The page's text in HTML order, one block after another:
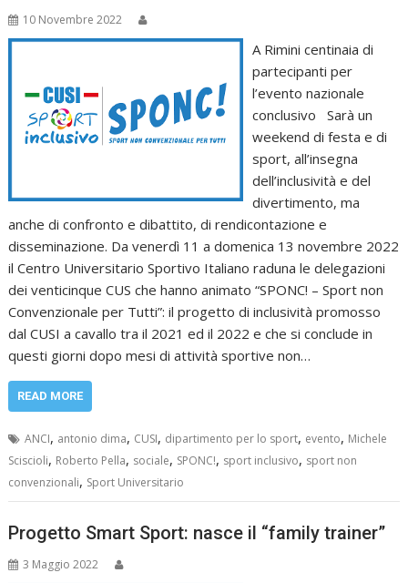
10 Novembre 2022
A Rimini centinaia di
partecipanti per
l’evento nazionale
conclusivo Sarà un
weekend di festa e di
sport, all’insegna
dell’inclusività e del
divertimento, ma
anche di confronto e dibattito, di rendicontazione e
disseminazione. Da venerdì 11 a domenica 13 novembre 2022
il Centro Universitario Sportivo Italiano raduna le delegazioni
dei venticinque CUS che hanno animato “SPONC! – Sport non
Convenzionale per Tutti”: il progetto di inclusività promosso
dal CUSI a cavallo tra il 2021 ed il 2022 e che si conclude in
questi giorni dopo mesi di attività sportive non…
READ MORE
ANCI, antonio dima, CUSI, dipartimento per lo sport, evento, Michele
Sciscioli, Roberto Pella, sociale, SPONC!, sport inclusivo, sport non
convenzionali, Sport Universitario
Progetto Smart Sport: nasce il “family trainer”
3 Maggio 2022